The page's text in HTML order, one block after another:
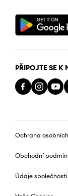
PŘIPOJTE SE K
Ochrana
Obchodní
Údaje společnosti